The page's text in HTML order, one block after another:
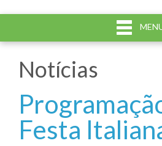
Notícias
Festa